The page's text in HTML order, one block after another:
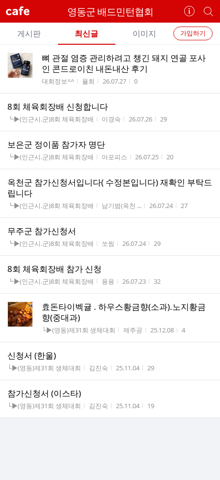
cafe 영동군 배드민턴협회
카
페
정
보
기
개
별
카
페
검
색
페
메
뉴
가입하기
게시판 최신글 이미지
전
글
뼈 관절 염증 관리하려고 챙긴 돼지 연골 포사
인 콘드로이친 내돈내산 후기
게시판명
대회정보^^ 작성자
율희 작성시간
26.07.27 조회수
0
8회 체육회장배 신청합니다
게시판명
┗▶(인근시.군)8회 체육회장배 작성자
이경숙 작성시간
26.07.26 조회수
29
보은군 정이품 참가자 명단
게시판명
┗▶(인근시.군)8회 체육회장배 작성자
아포피스 작성시간
26.07.25 조회수
20
옥천군 참가신청서입니다( 수정본입니다) 재확인 부탁드
립니다
게시판명
┗▶(인근시.군)8회 체육회장배 작성자
남기범(옥천 ... 작성시간
26.07.24 조회수
27
무주군 참가신청서
게시판명
┗▶(인근시.군)8회 체육회장배 작성자
쏘씸 작성시간
26.07.24 조회수
29
8회 체육회장배 참가 신청
게시판명
┗▶(인근시.군)8회 체육회장배 작성자
용용 작성시간
26.07.23 조회수
32
효돈타이벡귤 . 하우스황금향(소과).노지황금
향(중대과)
게시판명
└▶(영동)제31회 생체대회 작성자
제주공 작성시간
25.12.08 조회수
4
신청서 (한울)
게시판명
└▶(영동)제31회 생체대회 작성자
김진숙 작성시간
25.11.04 조회수
29
참가신청서 (이스타)
게시판명
└▶(영동)제31회 생체대회 작성자
김진숙 작성시간
25.11.04 조회수
19